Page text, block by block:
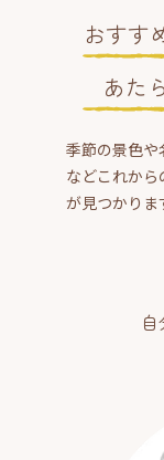
おすす
あた
季節の景色や
などこれか
が見つかり